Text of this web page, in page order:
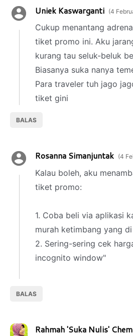
Uniek Kaswarganti 4
Cukup menantang
tiket promo ini. Aku
kurang tau seluk-beluk
Biasanya suka nanya
Para traveler tuh jago
tiket gini
BALAS
Rosanna Simanjuntak 4
Kalau boleh, aku
tiket promo:
1. Coba beli via aplikasi
murah ketimbang yang
2. Sering-sering cek
incognito window"
BALAS
Rahmah 'Suka Nulis'